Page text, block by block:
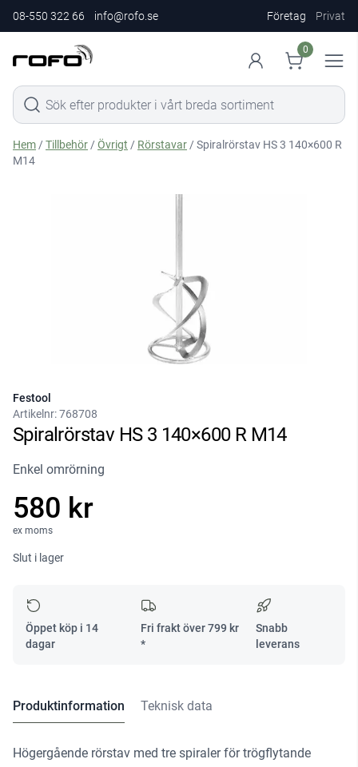
08-550 322 66 info@rofo.se Företag Privat
0
Hem /Tillbehör /Övrigt / Rörstavar / Spiralrörstav HS 3 140×600 R
M14
Festool
Artikelnr:768708
Spiralrörstav HS 3 140×600 R M14
Enkel omrörning
580 kr
ex moms
Slut i lager
Öppet köp i 14
dagar
Fri frakt över799 kr
*
Snabb
leverans
Produktinformation Teknisk data
Högergående rörstav med tre spiraler för trögflytande